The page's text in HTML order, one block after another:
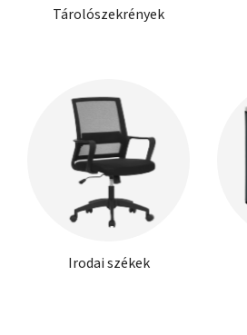
Tárolószekrények
Irodai székek